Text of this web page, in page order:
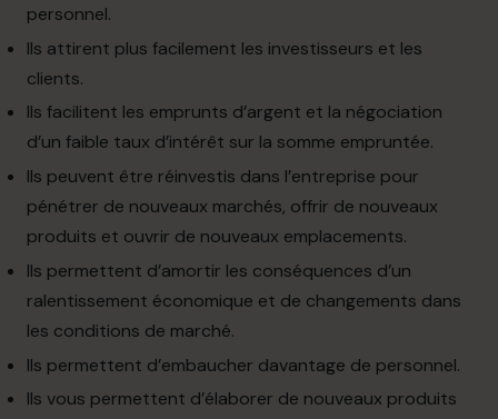
personnel.
Ils attirent plus facilement les investisseurs et les
clients.
Ils facilitent les emprunts d’argent et la négociation
d’un faible taux d’intérêt sur la somme empruntée.
Ils peuvent être réinvestis dans l’entreprise pour
pénétrer de nouveaux marchés, offrir de nouveaux
produits et ouvrir de nouveaux emplacements.
Ils permettent d’amortir les conséquences d’un
ralentissement économique et de changements dans
les conditions de marché.
Ils permettent d’embaucher davantage de personnel.
Ils vous permettent d’élaborer de nouveaux produits